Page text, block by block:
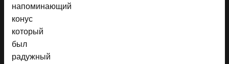
напоминающий
конус
который
был
радужный